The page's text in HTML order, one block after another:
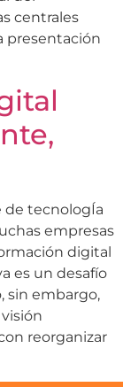
centrales
presentación
de tecnologÍa
empresas
digital
es un desafío
sin embargo,
reorganizar